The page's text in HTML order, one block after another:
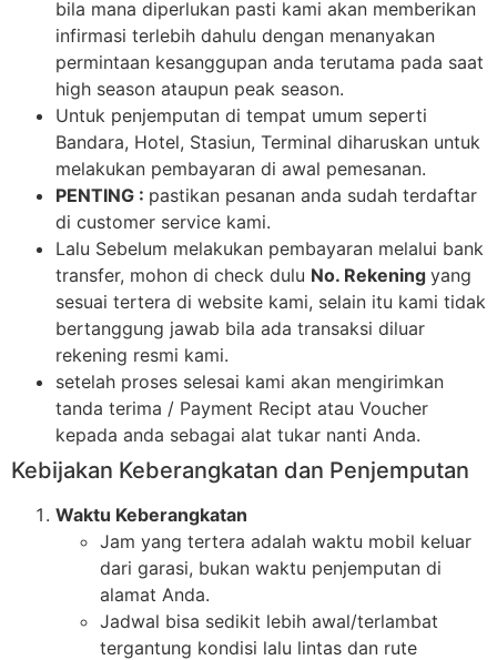
bila mana diperlukan pasti kami akan memberikan
infirmasi terlebih dahulu dengan menanyakan
permintaan kesanggupan anda terutama pada saat
high season ataupun peak season.
Untuk penjemputan di tempat umum seperti
Bandara, Hotel, Stasiun, Terminal diharuskan untuk
melakukan pembayaran di awal pemesanan.
PENTING : pastikan pesanan anda sudah terdaftar
di customer service kami.
Lalu Sebelum melakukan pembayaran melalui bank
transfer, mohon di check dulu No. Rekening yang
sesuai tertera di website kami, selain itu kami tidak
bertanggung jawab bila ada transaksi diluar
rekening resmi kami.
setelah proses selesai kami akan mengirimkan
tanda terima / Payment Recipt atau Voucher
kepada anda sebagai alat tukar nanti Anda.
Kebijakan Keberangkatan dan Penjemputan
Waktu Keberangkatan
Jam yang tertera adalah waktu mobil keluar
dari garasi, bukan waktu penjemputan di
alamat Anda.
Jadwal bisa sedikit lebih awal/terlambat
tergantung kondisi lalu lintas dan rute